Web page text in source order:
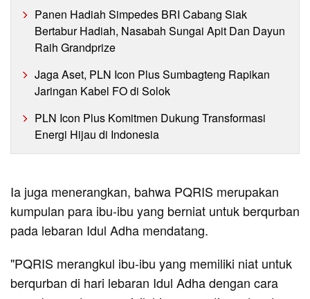
Panen Hadiah Simpedes BRI Cabang Siak
Bertabur Hadiah, Nasabah Sungai Apit Dan Dayun
Raih Grandprize
Jaga Aset, PLN Icon Plus Sumbagteng Rapikan
Jaringan Kabel FO di Solok
PLN Icon Plus Komitmen Dukung Transformasi
Energi Hijau di Indonesia
Ia juga menerangkan, bahwa PQRIS merupakan
kumpulan para ibu-ibu yang berniat untuk berqurban
pada lebaran Idul Adha mendatang.
"PQRIS merangkul ibu-ibu yang memiliki niat untuk
berqurban di hari lebaran Idul Adha dengan cara